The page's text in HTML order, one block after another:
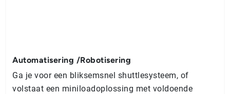
Automatisering /Robotisering
Ga je voor een bliksemsnel shuttlesysteem, of
volstaat een miniloadoplossing met voldoende